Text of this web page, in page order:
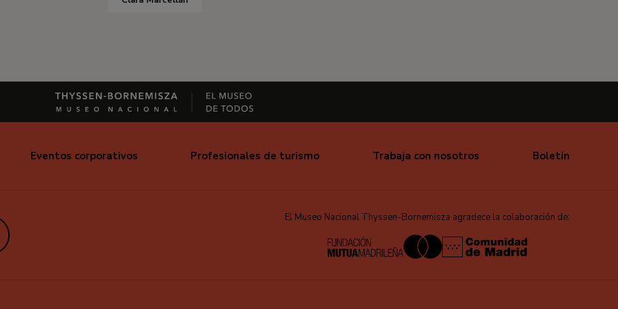
Eventos corporativos Profesionales de turismo Trabaja con nosotros Boletín
El Museo Nacional Thyssen-Bornemisza agradece la colaboración de: